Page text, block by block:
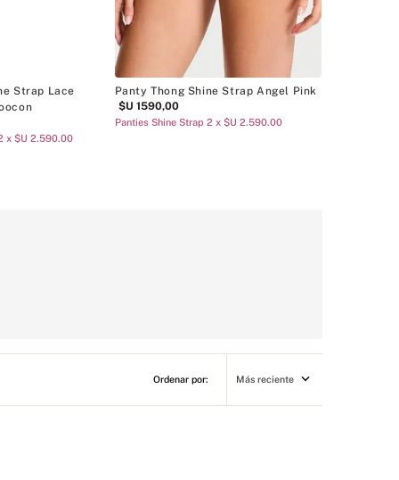
Strap Lace
x $U 2.590.00
Panty Thong Shine Strap Angel Pink
$U 1590,00
Panties Shine Strap 2 x $U 2.590.00
Más reciente